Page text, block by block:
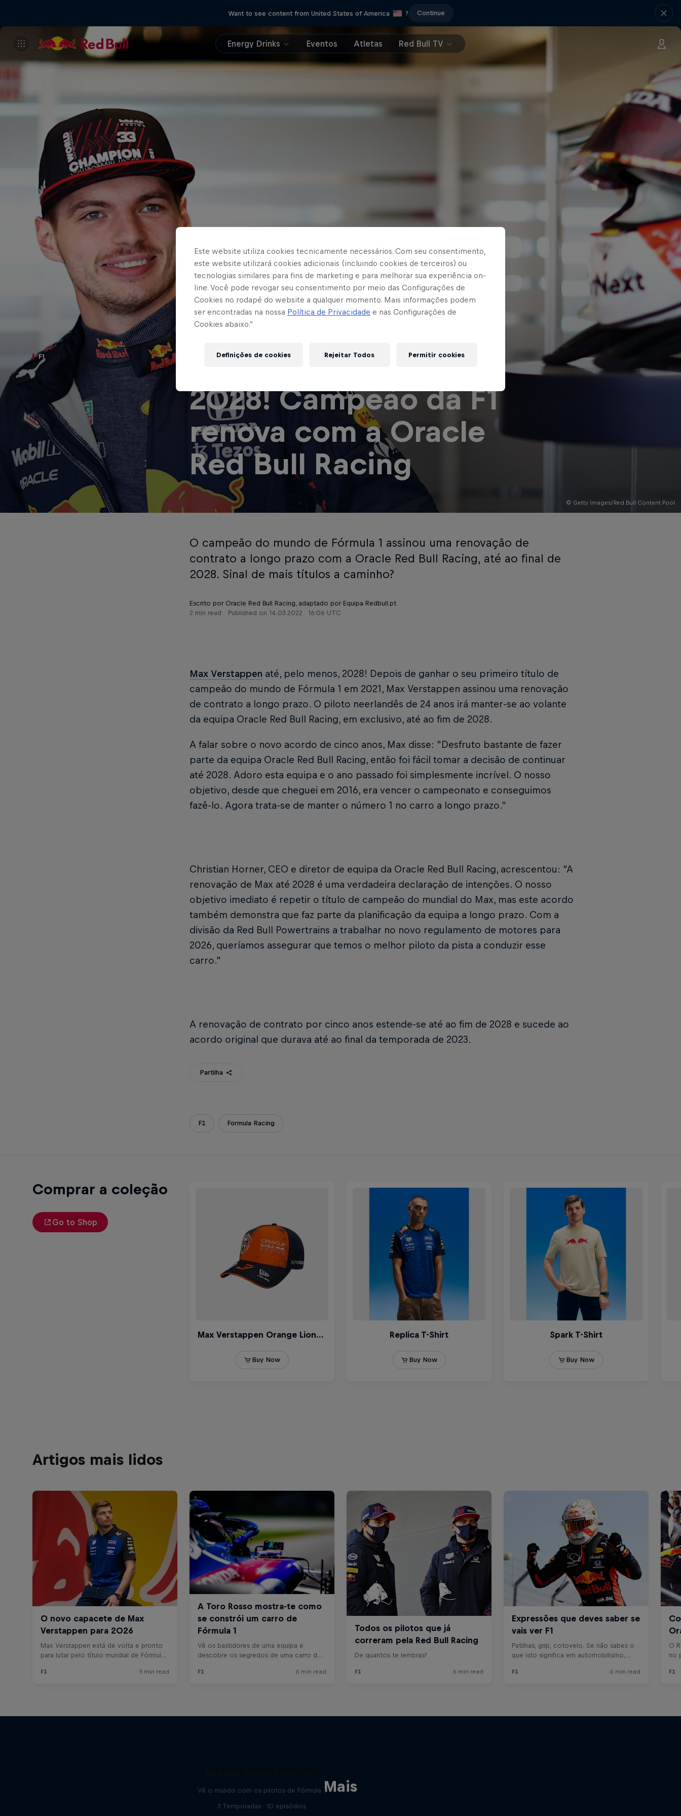
Want to see content from United States of America ? Continue
Energy Drinks Eventos Atletas Red Bull TV
© Getty Images/Red Bull Content Pool
F1
Max Verstappen até
2028! Campeão da F1
renova com a Oracle
Red Bull Racing
O campeão do mundo de Fórmula 1 assinou uma renovação de
contrato a longo prazo com a Oracle Red Bull Racing, até ao final de
2028. Sinal de mais títulos a caminho?
Escrito por Oracle Red Bull Racing, adaptado por Equipa Redbull.pt
2 min read
Published on 14.03.2022 · 16:06 UTC
Max Verstappen até, pelo menos, 2028! Depois de ganhar o seu primeiro título de
campeão do mundo de Fórmula 1 em 2021, Max Verstappen assinou uma renovação
de contrato a longo prazo. O piloto neerlandês de 24 anos irá manter-se ao volante
da equipa Oracle Red Bull Racing, em exclusivo, até ao fim de 2028.
A falar sobre o novo acordo de cinco anos, Max disse: "Desfruto bastante de fazer
parte da equipa Oracle Red Bull Racing, então foi fácil tomar a decisão de continuar
até 2028. Adoro esta equipa e o ano passado foi simplesmente incrível. O nosso
objetivo, desde que cheguei em 2016, era vencer o campeonato e conseguimos
fazê-lo. Agora trata-se de manter o número 1 no carro a longo prazo."
Christian Horner, CEO e diretor de equipa da Oracle Red Bull Racing, acrescentou: "A
renovação de Max até 2028 é uma verdadeira declaração de intenções. O nosso
objetivo imediato é repetir o título de campeão do mundial do Max, mas este acordo
também demonstra que faz parte da planificação da equipa a longo prazo. Com a
divisão da Red Bull Powertrains a trabalhar no novo regulamento de motores para
2026, queríamos assegurar que temos o melhor piloto da pista a conduzir esse
carro."
A renovação de contrato por cinco anos estende-se até ao fim de 2028 e sucede ao
acordo original que durava até ao final da temporada de 2023.
Partilha
F1 Formula Racing
Comprar a coleção
Go to Shop
Artigos mais lidos
Mais
Vê o mundo com os pilotos de Fórmula 1
3 Temporadas · 10 episódios
Este website utiliza cookies tecnicamente necessários. Com seu consentimento,
este website utilizará cookies adicionais (incluindo cookies de terceiros) ou
tecnologias similares para fins de marketing e para melhorar sua experiência on-
line. Você pode revogar seu consentimento por meio das Configurações de
Cookies no rodapé do website a qualquer momento. Mais informações podem
ser encontradas na nossa Política de Privacidade e nas Configurações de
Cookies abaixo.”
Definições de cookies Rejeitar Todos Permitir cookies